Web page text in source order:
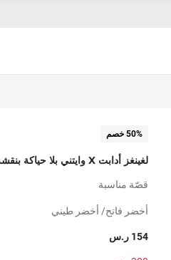
50% خصم
لغينغز أدابت X وايتني بلا حياكة بنقشة نقاط
قصّة مناسبة
أخضر فاتح/ أخضر طيني
154 ر.س